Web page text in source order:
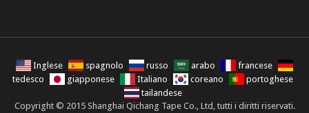
Inglese spagnolo russo arabo
francese
tedesco
giapponese Italiano coreano
portoghese
tailandese
Copyright © 2015 Shanghai Qichang Tape Co., Ltd, tutti i diritti riservati.